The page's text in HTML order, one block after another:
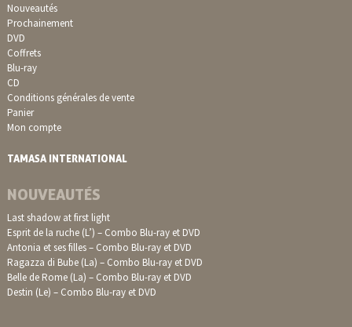
Nouveautés
Prochainement
DVD
Coffrets
Blu-ray
CD
Conditions générales de vente
Panier
Mon compte
TAMASA INTERNATIONAL
NOUVEAUTÉS
Last shadow at first light
Esprit de la ruche (L’) – Combo Blu-ray et DVD
Antonia et ses filles – Combo Blu-ray et DVD
Ragazza di Bube (La) – Combo Blu-ray et DVD
Belle de Rome (La) – Combo Blu-ray et DVD
Destin (Le) – Combo Blu-ray et DVD